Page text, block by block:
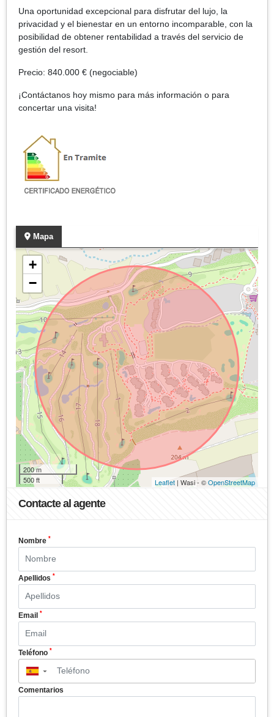
Una oportunidad excepcional para disfrutar del lujo, la
privacidad y el bienestar en un entorno incomparable, con la
posibilidad de obtener rentabilidad a través del servicio de
gestión del resort.
Precio: 840.000 € (negociable)
¡Contáctanos hoy mismo para más información o para
concertar una visita!
Mapa
+
−
200 m
500 ft
Leaflet | Wasi - ©OpenStreetMap
Contacte al agente
Nombre *
Apellidos *
Email *
Teléfono *
▼
Comentarios